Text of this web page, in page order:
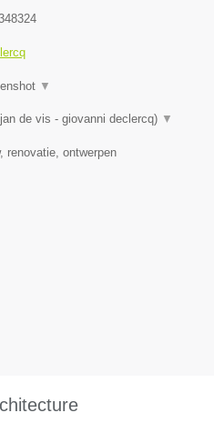
▼
de vis - giovanni declercq) ▼
renovatie, ontwerpen